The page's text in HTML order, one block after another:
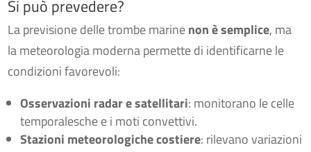
Si può prevedere?
La previsione delle trombe marinenon è semplice, ma
la meteorologia moderna permette di identificarne le
condizioni favorevoli:
Osservazioni radar e satellitari: monitorano le celle
temporalesche e i moti convettivi.
Stazioni meteorologiche costiere: rilevano variazioni